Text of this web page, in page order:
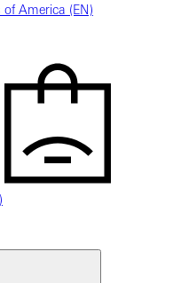
America (EN)